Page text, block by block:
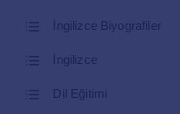
İngilizce Biyografiler
İngilizce
Dil Eğitimi